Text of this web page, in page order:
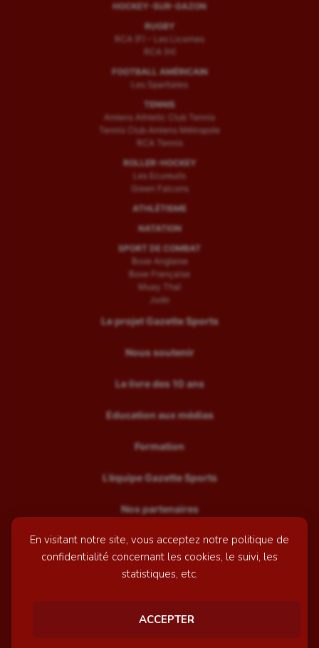
En visitant notre site, vous acceptez notre politique de
confidentialité concernant les cookies, le suivi, les
statistiques, etc.
ACCEPTER
HOCKEY-SUR-GAZON
RUGBY
RCA (F) – Les Licornes
RCA (H)
FOOTBALL AMÉRICAIN
Les Spartiates
TENNIS
Amiens Athletic Club Tennis
Tennis Club Amiens Métropole
RCA Tennis
ROLLER-HOCKEY
Les Ecureuils
Green Falcons
ATHLÉTISME
NATATION
SPORT DE COMBAT
Boxe Anglaise
Boxe Française
Muay Thaï
Judo
Le projet Gazette Sports
Nous soutenir
Le livre des 10 ans
Education aux médias
Formation
L’équipe Gazette Sports
Nos partenaires
Recrutement
Mentions légales